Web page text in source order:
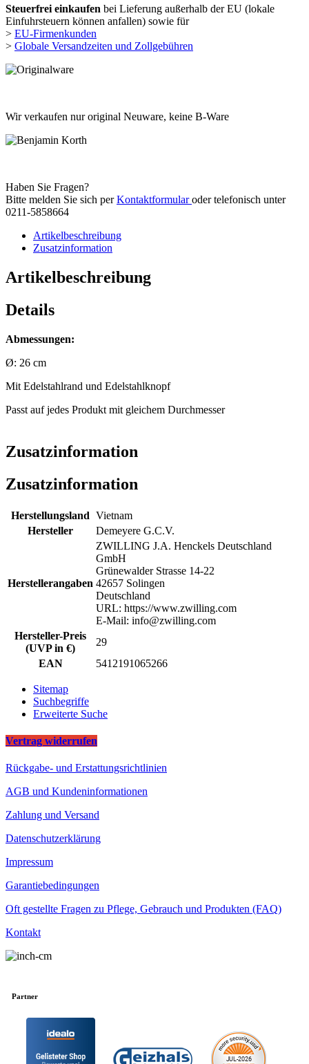
Steuerfrei einkaufen bei Lieferung außerhalb der EU (lokale
Einfuhrsteuern können anfallen) sowie für
> EU-Firmenkunden
> Globale Versandzeiten und Zollgebühren
Wir verkaufen nur original Neuware, keine B-Ware
Haben Sie Fragen?
Bitte melden Sie sich perKontaktformularoder telefonisch unter
0211-5858664
Artikelbeschreibung
Zusatzinformation
Artikelbeschreibung
Details
Abmessungen:
Ø: 26 cm
Mit Edelstahlrand und Edelstahlknopf
Passt auf jedes Produkt mit gleichem Durchmesser
Zusatzinformation
Zusatzinformation
Herstellungsland Vietnam
Hersteller
Demeyere G.C.V.
Herstellerangaben
ZWILLING J.A. Henckels Deutschland
GmbH
Grünewalder Strasse 14-22
42657 Solingen
Deutschland
URL: https://www.zwilling.com
E-Mail: info@zwilling.com
Hersteller-Preis
(UVP in €)
29
EAN
5412191065266
Sitemap
Suchbegriffe
Erweiterte Suche
Vertrag widerrufen
Rückgabe- und Erstattungsrichtlinien
AGB und Kundeninformationen
Zahlung und Versand
Datenschutzerklärung
Impressum
Garantiebedingungen
Oft gestellte Fragen zu Pflege, Gebrauch und Produkten (FAQ)
Kontakt
Partner